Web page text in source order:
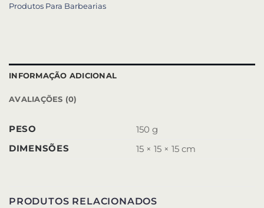
Produtos Para Barbearias
INFORMAÇÃO ADICIONAL
AVALIAÇÕES (0)
PESO
150 g
DIMENSÕES
15 × 15 × 15 cm
PRODUTOS RELACIONADOS